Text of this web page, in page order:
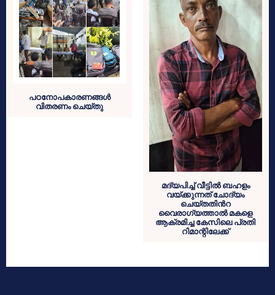
പഠനോപകാരണങ്ങൾ
വിതരണം ചെയ്തു
മദ്യപിച്ച് വീട്ടിൽ ബഹളം
വയ്ക്കുന്നത് ചോദ്യം
ചെയ്തതിൻറ
വൈരാഗ്യത്താൽ മകളെ
ആക്രമിച്ച കേസിലെ പ്രതി
റിമാന്റിലേക്ക്